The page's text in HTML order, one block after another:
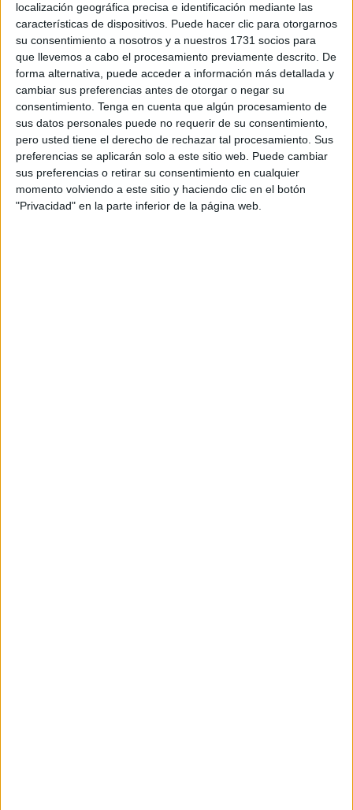
localización geográfica precisa e identificación mediante las
características de dispositivos. Puede hacer clic para otorgarnos
su consentimiento a nosotros y a nuestros 1731 socios para
que llevemos a cabo el procesamiento previamente descrito. De
forma alternativa, puede acceder a información más detallada y
cambiar sus preferencias antes de otorgar o negar su
consentimiento. Tenga en cuenta que algún procesamiento de
sus datos personales puede no requerir de su consentimiento,
pero usted tiene el derecho de rechazar tal procesamiento. Sus
preferencias se aplicarán solo a este sitio web. Puede cambiar
sus preferencias o retirar su consentimiento en cualquier
momento volviendo a este sitio y haciendo clic en el botón
"Privacidad" en la parte inferior de la página web.
Pero pasado el tiempo, perdura la memoria del líder rifeño
y casi se ha olvidado a El Raisuni, lo que tiene difícil
explicación. Abd el Krim encabezó una rebelión que duró
seis años tan solo, de 1921 a 1927, llevando muerte y
desolación hasta España que sufrió graves reveses como